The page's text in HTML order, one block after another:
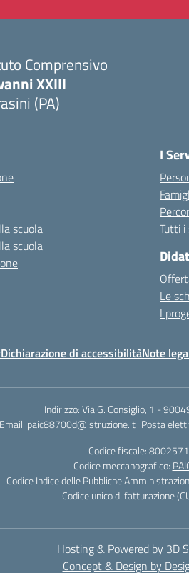
Comprensivo
XXIII
(PA)
scuola
scuola
I
Tutti i
Le
I
Dichiarazione di accessibilitàNote
Indirizzo:Via G. Consiglio, 1 -
Email: paic88700d@istruzione.it Posta
Codice fiscale:
Codice meccanografico:
Codice Indice delle Pubbliche
Codice unico di fatturazione
Hosting & Powered by 3D
Concept & Design by